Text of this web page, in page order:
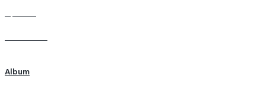
Learn more
Album